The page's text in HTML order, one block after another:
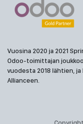
Vuosina 2020 ja 2021
Odoo-toimittajan
vuodesta 2018 lähtien,
Allianceen.